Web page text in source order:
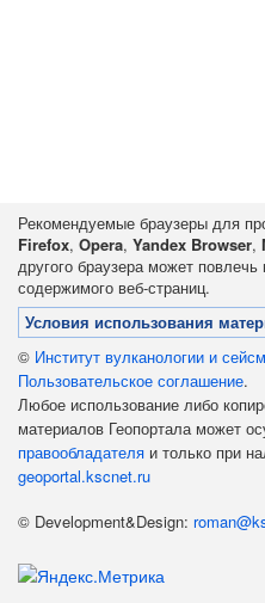
Рекомендуемые браузеры для
Firefox, Opera, Yandex Browser,
другого браузера может повлечь
содержимого веб-страниц.
Условия использования
© Институт вулканологии и
Пользовательское соглашение.
Любое использование либо
материалов Геопортала может
правообладателя и только при
geoportal.kscnet.ru
© Development&Design: